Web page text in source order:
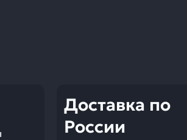
Доставка по
России